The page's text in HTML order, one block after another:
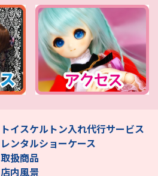
トイスケルトン入れ代行サービス
レンタルショーケース
取扱商品
店内風景